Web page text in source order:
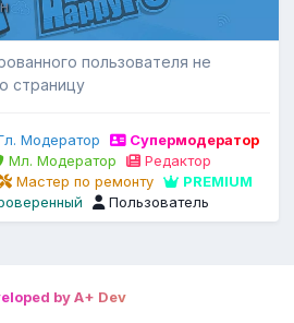
пользователя не
страницу
Модератор
Супермодератор
Мл. Модератор
Редактор
Мастер по ремонту
PREMIUM
Пользователь
by A+ Dev